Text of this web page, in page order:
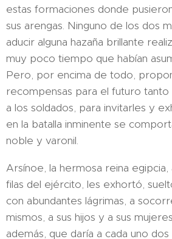
estas formaciones donde
sus arengas. Ninguno de los dos
aducir alguna hazaña brillante
muy poco tiempo que habían
Pero, por encima de todo,
recompensas para el futuro tanto
a los soldados, para invitarles y
en la batalla inminente se
noble y varonil.
Arsínoe, la hermosa reina egipcia,
filas del ejército, les exhortó,
con abundantes lágrimas, a
mismos, a sus hijos y a sus
además, que daría a cada uno